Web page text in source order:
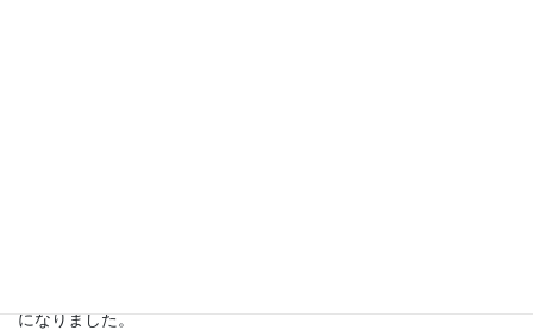
になりました。